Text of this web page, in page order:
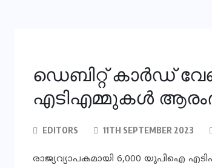
ഡെബിറ്റ് കാർഡ്
എടിഎമ്മുകൾ
EDITORS 11TH SEPTEMBER 2023
രാജ്യവ്യാപകമായി 6,000 യുപിഐ